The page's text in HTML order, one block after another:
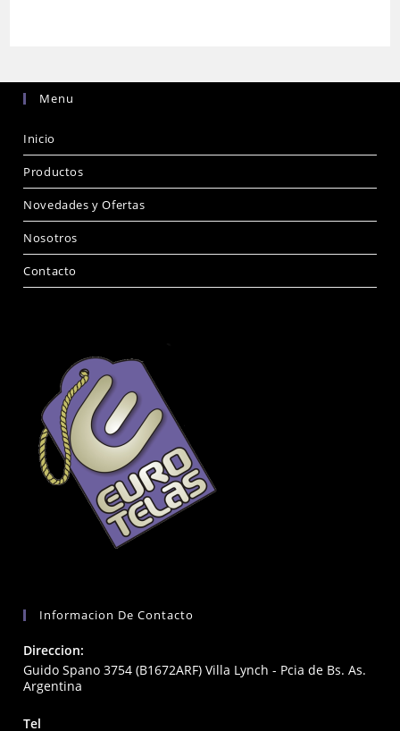
Menu
Inicio
Productos
Novedades y Ofertas
Nosotros
Contacto
Informacion De Contacto
Direccion:
Guido Spano 3754 (B1672ARF) Villa Lynch - Pcia de Bs. As.
Argentina
Tel